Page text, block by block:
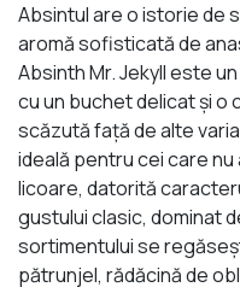
Absintul are o istorie de
aromă sofisticată de
Absinth Mr. Jekyll este
cu un buchet delicat şi o
scăzută faţă de alte
ideală pentru cei care
licoare, datorită
gustului clasic, dominat
sortimentului se
pătrunjel, rădăcină de